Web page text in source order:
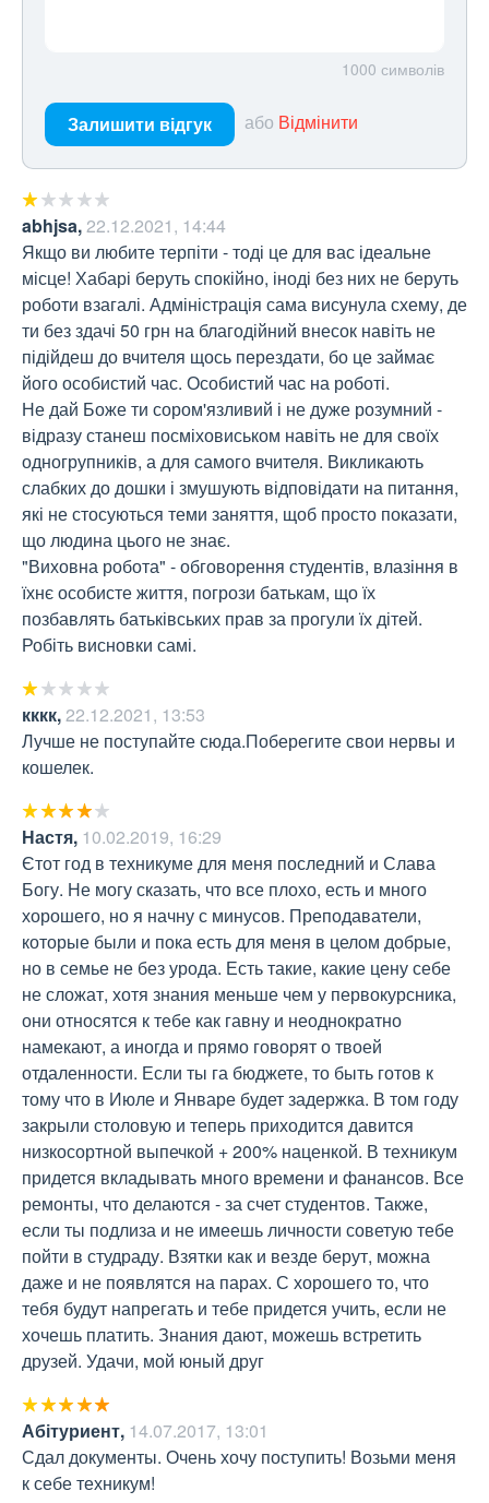
1000 символів
Залишити відгук або Відмінити
abhjsa,22.12.2021, 14:44
Якщо ви любите терпіти - тоді це для вас ідеальне
місце! Хабарі беруть спокійно, іноді без них не беруть
роботи взагалі. Адміністрація сама висунула схему, де
ти без здачі 50 грн на благодійний внесок навіть не
підійдеш до вчителя щось перездати, бо це займає
його особистий час. Особистий час на роботі.
Не дай Боже ти сором'язливий і не дуже розумний -
відразу станеш посміховиськом навіть не для своїх
одногрупників, а для самого вчителя. Викликають
слабких до дошки і змушують відповідати на питання,
які не стосуються теми заняття, щоб просто показати,
що людина цього не знає.
"Виховна робота" - обговорення студентів, влазіння в
їхнє особисте життя, погрози батькам, що їх
позбавлять батьківських прав за прогули їх дітей.
Робіть висновки самі.
кккк,22.12.2021, 13:53
Лучше не поступайте сюда.Поберегите свои нервы и
кошелек.
Настя, 10.02.2019, 16:29
Єтот год в техникуме для меня последний и Слава
Богу. Не могу сказать, что все плохо, есть и много
хорошего, но я начну с минусов. Преподаватели,
которые были и пока есть для меня в целом добрые,
но в семье не без урода. Есть такие, какие цену себе
не сложат, хотя знания меньше чем у первокурсника,
они относятся к тебе как гавну и неоднократно
намекают, а иногда и прямо говорят о твоей
отдаленности. Если ты га бюджете, то быть готов к
тому что в Июле и Январе будет задержка. В том году
закрыли столовую и теперь приходится давится
низкосортной выпечкой + 200% наценкой. В техникум
придется вкладывать много времени и фанансов. Все
ремонты, что делаются - за счет студентов. Также,
если ты подлиза и не имеешь личности советую тебе
пойти в студраду. Взятки как и везде берут, можна
даже и не появлятся на парах. С хорошего то, что
тебя будут напрегать и тебе придется учить, если не
хочешь платить. Знания дают, можешь встретить
друзей. Удачи, мой юный друг
Абітуриент, 14.07.2017, 13:01
Сдал документы. Очень хочу поступить! Возьми меня
к себе техникум!